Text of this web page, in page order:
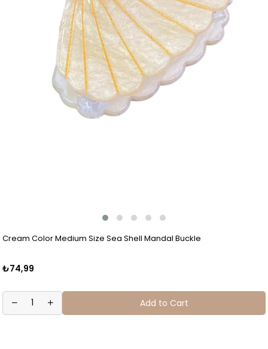
Cream Color Medium Size Sea Shell Mandal Buckle
₺74,99
Add to Cart